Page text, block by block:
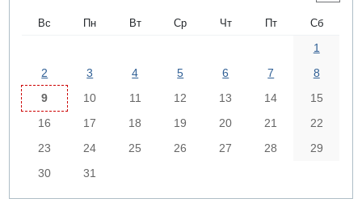
Вс Пн Вт Ср Чт Пт Сб
1
2
3 4 5 6 7
8
9
10 11 12 13 14
15
16
17 18 19 20 21
22
23
24 25 26 27 28
29
30
31